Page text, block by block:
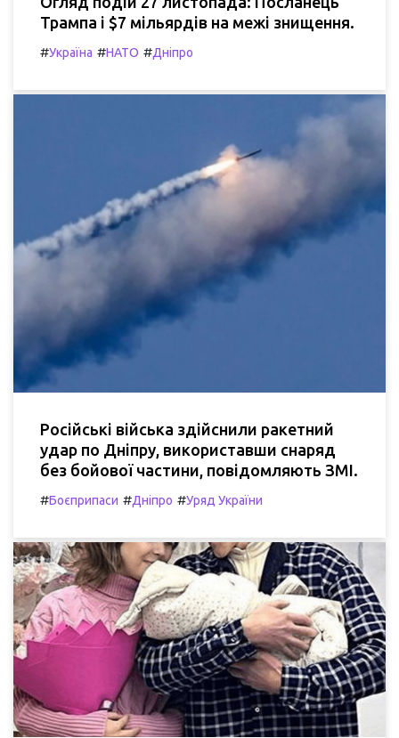
Трампа і $7 мільярдів на межі знищення.
#Україна #НАТО #Дніпро
Російські війська здійснили ракетний
удар по Дніпру, використавши снаряд
без бойової частини, повідомляють ЗМІ.
#Боєприпаси #Дніпро #Уряд України